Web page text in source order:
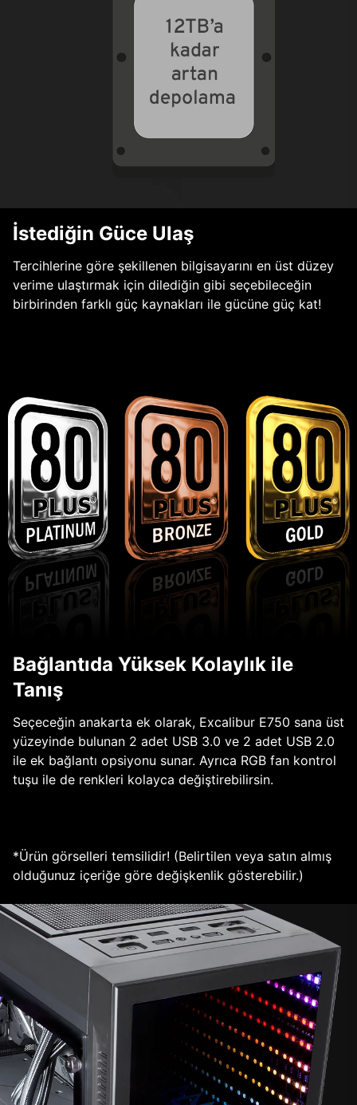
İstediğin Güce Ulaş
Tercihlerine göre şekillenen bilgisayarını en üst düzey
verime ulaştırmak için dilediğin gibi seçebileceğin
birbirinden farklı güç kaynakları ile gücüne güç kat!
Bağlantıda Yüksek Kolaylık ile
Tanış
Seçeceğin anakarta ek olarak, Excalibur E750 sana üst
yüzeyinde bulunan 2 adet USB 3.0 ve 2 adet USB 2.0
ile ek bağlantı opsiyonu sunar. Ayrıca RGB fan kontrol
tuşu ile de renkleri kolayca değiştirebilirsin.
*Ürün görselleri temsilidir! (Belirtilen veya satın almış
olduğunuz içeriğe göre değişkenlik gösterebilir.)